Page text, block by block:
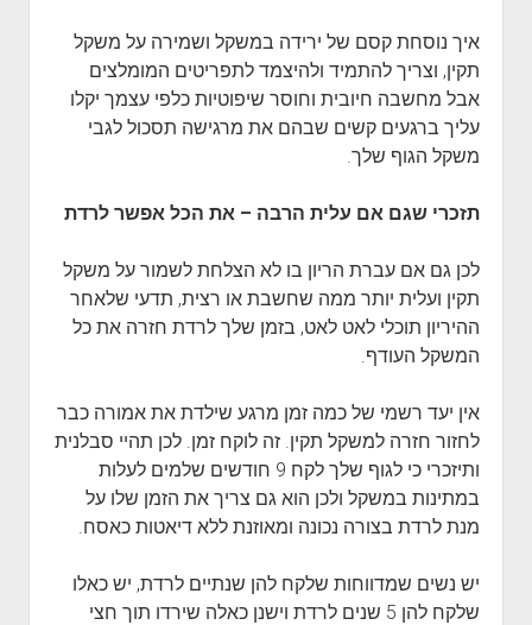
איך נוסחת קסם של ירידה במשקל ושמירה על משקל
תקין, וצריך להתמיד ולהיצמד לתפריטים המומלצים
אבל מחשבה חיובית וחוסר שיפוטיות כלפי עצמך יקלו
עליך ברגעים קשים שבהם את מרגישה תסכול לגבי
משקל הגוף שלך.
תזכרי שגם אם עלית הרבה – את הכל אפשר לרדת
לכן גם אם עברת הריון בו לא הצלחת לשמור על משקל
תקין ועלית יותר ממה שחשבת או רצית, תדעי שלאחר
ההיריון תוכלי לאט לאט, בזמן שלך לרדת חזרה את כל
המשקל העודף.
אין יעד רשמי של כמה זמן מרגע שילדת את אמורה כבר
לחזור חזרה למשקל תקין. זה לוקח זמן. לכן תהיי סבלנית
ותיזכרי כי לגוף שלך לקח 9 חודשים שלמים לעלות
במתינות במשקל ולכן הוא גם צריך את הזמן שלו על
מנת לרדת בצורה נכונה ומאוזנת ללא דיאטות כאסח.
יש נשים שמדווחות שלקח להן שנתיים לרדת, יש כאלו
שלקח להן 5 שנים לרדת וישנן כאלה שירדו תוך חצי